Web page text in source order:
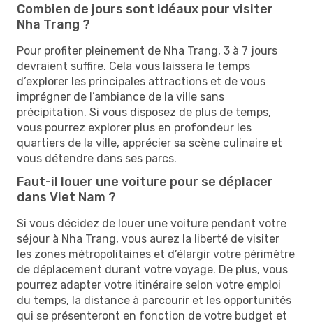
Combien de jours sont idéaux pour visiter
Nha Trang ?
Pour profiter pleinement de Nha Trang, 3 à 7 jours
devraient suffire. Cela vous laissera le temps
d’explorer les principales attractions et de vous
imprégner de l’ambiance de la ville sans
précipitation. Si vous disposez de plus de temps,
vous pourrez explorer plus en profondeur les
quartiers de la ville, apprécier sa scène culinaire et
vous détendre dans ses parcs.
Faut-il louer une voiture pour se déplacer
dans Viet Nam ?
Si vous décidez de louer une voiture pendant votre
séjour à Nha Trang, vous aurez la liberté de visiter
les zones métropolitaines et d’élargir votre périmètre
de déplacement durant votre voyage. De plus, vous
pourrez adapter votre itinéraire selon votre emploi
du temps, la distance à parcourir et les opportunités
qui se présenteront en fonction de votre budget et